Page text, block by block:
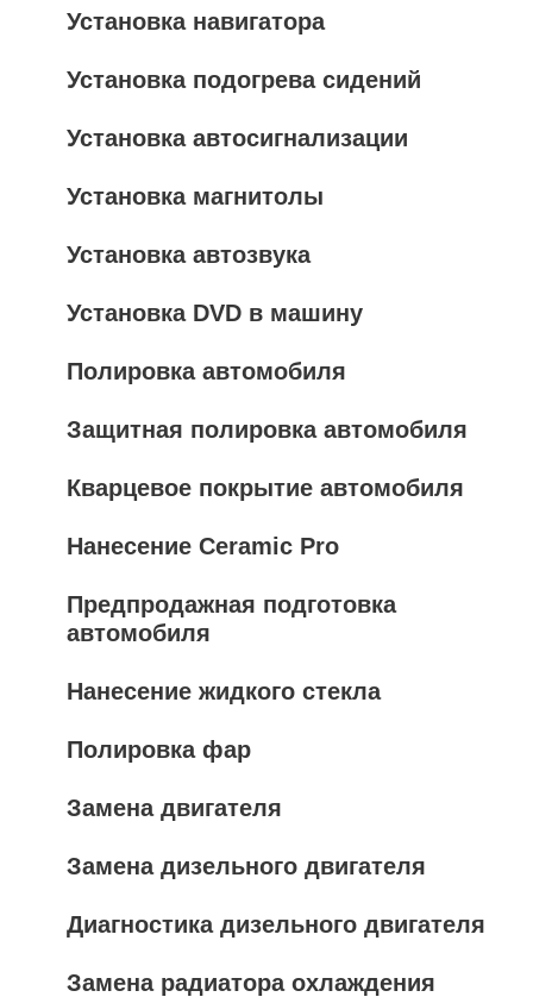
Установка навигатора
Установка подогрева сидений
Установка автосигнализации
Установка магнитолы
Установка автозвука
Установка DVD в машину
Полировка автомобиля
Защитная полировка автомобиля
Кварцевое покрытие автомобиля
Нанесение Ceramic Pro
Предпродажная подготовка
автомобиля
Нанесение жидкого стекла
Полировка фар
Замена двигателя
Замена дизельного двигателя
Диагностика дизельного двигателя
Замена радиатора охлаждения